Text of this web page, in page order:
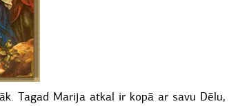
Marija atkal ir kopā ar savu Dēlu,